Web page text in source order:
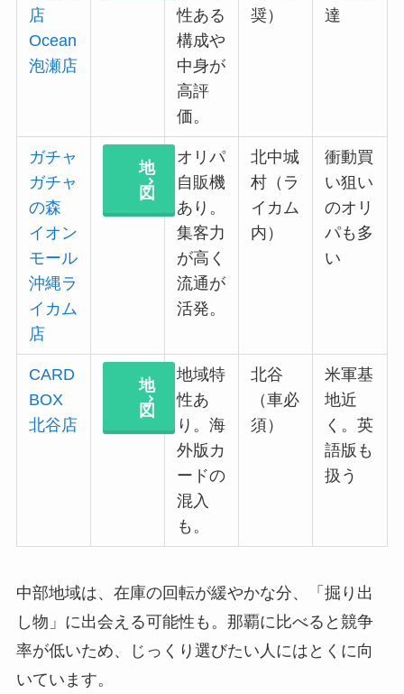
店
Ocean
泡瀬店
性ある
構成や
中身が
高評
価。
奨）
達
ガチャ
ガチャ
の森
イオン
モール
沖縄ラ
イカム
店
地
図
オリパ
自販機
あり。
集客力
が高く
流通が
活発。
北中城
村（ラ
イカム
内）
衝動買
い狙い
のオリ
パも多
い
CARD
BOX
北谷店
地
図
地域特
性あ
り。海
外版カ
ードの
混入
も。
北谷
（車必
須）
米軍基
地近
く。英
語版も
扱う
中部地域は、在庫の回転が緩やかな分、「掘り出
し物」に出会える可能性も。那覇に比べると競争
率が低いため、じっくり選びたい人にはとくに向
いています。